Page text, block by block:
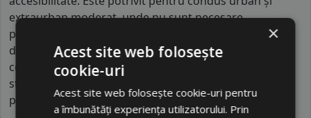
extraurban moderat, unde nu sunt necesare
performanțe extreme. MAZZINI se remarcă prin
disponibilitatea largă pe piață și prin prețurile
competitive. În general, oferă o experiență de condus
stabilă în condiții normale, fiind o soluție economică
pentru utilizare zilnică.
×
Acest site web folosește
cookie-uri
Acest site web folosește cookie-uri pentru
a îmbunătăți experiența utilizatorului. Prin